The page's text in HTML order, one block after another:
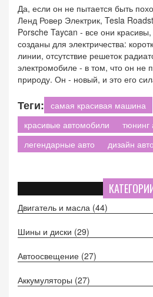
Да, если он не пытается быть
Ленд Ровер Электрик, Tesla
Porsche Taycan - все они
созданы для электричества:
линии, отсутствие решеток
электромобиле - в том, что он не
природу. Он - новый, и это его
Теги: самая красивая машина
красивые автомобили
тюнинг
легендарные авто
дизайн
Двигатель и масла (44)
Шины и диски (29)
Автоосвещение (27)
Аккумуляторы (27)